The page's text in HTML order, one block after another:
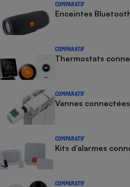
COMPARATIF
Enceintes
COMPARATIF
Thermostats
COMPARATIF
Vannes connectées
COMPARATIF
Kits d’alarmes
COMPARATIF